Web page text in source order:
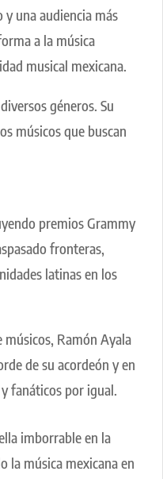
una audiencia más
a la música
musical mexicana.
géneros. Su
músicos que buscan
premios Grammy
fronteras,
latinas en los
músicos, Ramón Ayala
de su acordeón y en
fanáticos por igual.
imborrable en la
la música mexicana en